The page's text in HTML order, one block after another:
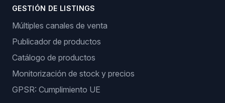
GESTIÓN DE LISTINGS
Múltiples canales de venta
Publicador de productos
Catálogo de productos
Monitorización de stock y precios
GPSR: Cumplimiento UE